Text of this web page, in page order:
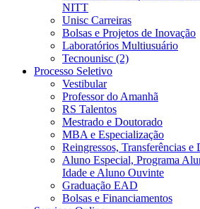
NITT
Unisc Carreiras
Bolsas e Projetos de Inovação
Laboratórios Multiusuário
Tecnounisc (2)
Processo Seletivo
Vestibular
Professor do Amanhã
RS Talentos
Mestrado e Doutorado
MBA e Especialização
Reingressos, Transferências e
Aluno Especial, Programa
Idade e Aluno Ouvinte
Graduação EAD
Bolsas e Financiamentos